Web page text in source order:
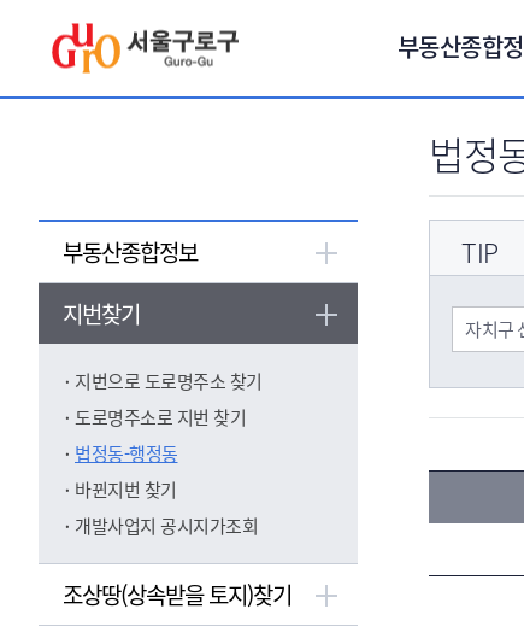
부동산종합
부동산종합정보
지번찾기
지번으로 도로명주소 찾기
도로명주소로 지번 찾기
법정동-행정동
바뀐지번 찾기
개발사업지 공시지가조회
조상땅(상속받을 토지)찾기
법정
TIP